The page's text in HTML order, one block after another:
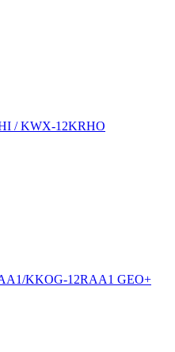
/ KWX-12KRHO
KKOG-12RAA1 GEO+